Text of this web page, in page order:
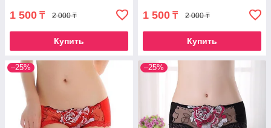
1 500 ₸ 2 000 ₸
Купить
1 500 ₸ 2 000 ₸
Купить
–25% –25%